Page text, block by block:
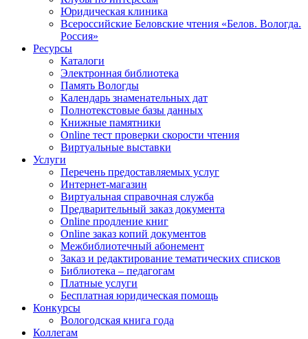
Юридическая клиника
Всероссийские Беловские чтения «Белов. Вологда.
Россия»
Ресурсы
Каталоги
Электронная библиотека
Память Вологды
Календарь знаменательных дат
Полнотекстовые базы данных
Книжные памятники
Online тест проверки скорости чтения
Виртуальные выставки
Услуги
Перечень предоставляемых услуг
Интернет-магазин
Виртуальная справочная служба
Предварительный заказ документа
Online продление книг
Online заказ копий документов
Межбиблиотечный абонемент
Заказ и редактирование тематических списков
Библиотека – педагогам
Платные услуги
Бесплатная юридическая помощь
Конкурсы
Вологодская книга года
Коллегам